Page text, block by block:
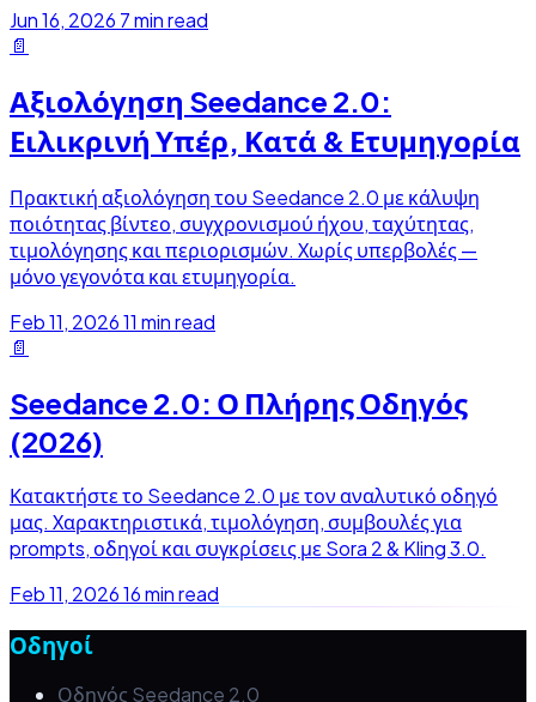
Jun 16, 2026 7 min read
📄
Αξιολόγηση Seedance 2.0:
Ειλικρινή Υπέρ, Κατά & Ετυμηγορία
Πρακτική αξιολόγηση του Seedance 2.0 με κάλυψη
ποιότητας βίντεο, συγχρονισμού ήχου, ταχύτητας,
τιμολόγησης και περιορισμών. Χωρίς υπερβολές —
μόνο γεγονότα και ετυμηγορία.
Feb 11, 202611 min read
📄
Seedance 2.0: Ο Πλήρης Οδηγός
(2026)
Κατακτήστε το Seedance 2.0 με τον αναλυτικό οδηγό
μας. Χαρακτηριστικά, τιμολόγηση, συμβουλές για
prompts, οδηγοί και συγκρίσεις με Sora 2 & Kling 3.0.
Feb 11, 202616 min read
Οδηγοί
Οδηγός Seedance 2.0